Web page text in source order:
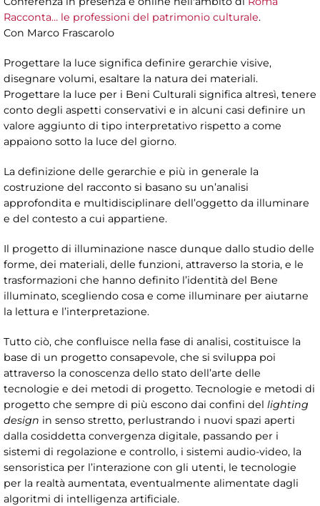
Racconta… le professioni del patrimonio culturale.
Con Marco Frascarolo
Progettare la luce significa definire gerarchie visive,
disegnare volumi, esaltare la natura dei materiali.
Progettare la luce per i Beni Culturali significa altresì, tenere
conto degli aspetti conservativi e in alcuni casi definire un
valore aggiunto di tipo interpretativo rispetto a come
appaiono sotto la luce del giorno.
La definizione delle gerarchie e più in generale la
costruzione del racconto si basano su un’analisi
approfondita e multidisciplinare dell’oggetto da illuminare
e del contesto a cui appartiene.
Il progetto di illuminazione nasce dunque dallo studio delle
forme, dei materiali, delle funzioni, attraverso la storia, e le
trasformazioni che hanno definito l’identità del Bene
illuminato, scegliendo cosa e come illuminare per aiutarne
la lettura e l’interpretazione.
Tutto ciò, che confluisce nella fase di analisi, costituisce la
base di un progetto consapevole, che si sviluppa poi
attraverso la conoscenza dello stato dell’arte delle
tecnologie e dei metodi di progetto. Tecnologie e metodi di
progetto che sempre di più escono dai confini del lighting
design in senso stretto, perlustrando i nuovi spazi aperti
dalla cosiddetta convergenza digitale, passando per i
sistemi di regolazione e controllo, i sistemi audio-video, la
sensoristica per l’interazione con gli utenti, le tecnologie
per la realtà aumentata, eventualmente alimentate dagli
algoritmi di intelligenza artificiale.